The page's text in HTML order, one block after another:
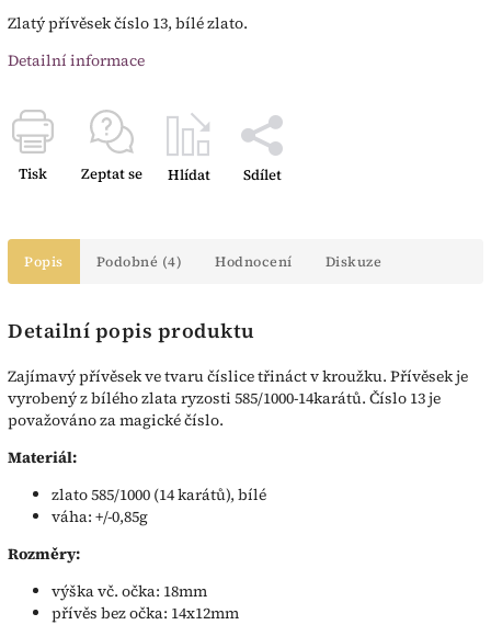
Zlatý přívěsek číslo 13, bílé zlato.
Detailní informace
Tisk Zeptat se Hlídat Sdílet
Popis Podobné (4) Hodnocení Diskuze
Detailní popis produktu
Zajímavý přívěsek ve tvaru číslice třináct v kroužku. Přívěsek je
vyrobený z bílého zlata ryzosti 585/1000-14karátů. Číslo 13 je
považováno za magické číslo.
Materiál:
zlato 585/1000 (14 karátů), bílé
váha: +/-0,85g
Rozměry:
výška vč. očka: 18mm
přívěs bez očka: 14x12mm